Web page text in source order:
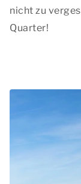
nicht zu
Quarter!